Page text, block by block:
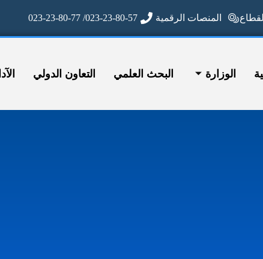
المنصات الرقمية 023-23-80-57/ 023-23-80-77
الوزارة البحث العلمي التعاون الدولي